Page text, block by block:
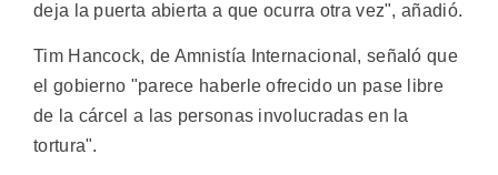
deja la puerta abierta a que ocurra otra vez", añadió.
Tim Hancock, de Amnistía Internacional, señaló que
el gobierno "parece haberle ofrecido un pase libre
de la cárcel a las personas involucradas en la
tortura".